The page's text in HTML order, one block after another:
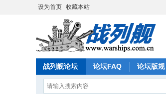
设为首页 收藏本站
战列舰论坛 论坛FAQ 论坛版规